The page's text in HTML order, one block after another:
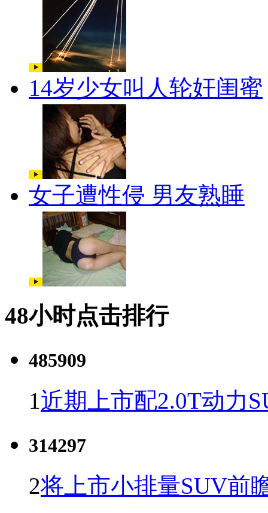
14岁少女叫人轮奸闺蜜
女子遭性侵 男友熟睡
48小时点击排行
485909
1近期上市配2.0T动力
314297
2将上市小排量SUV前